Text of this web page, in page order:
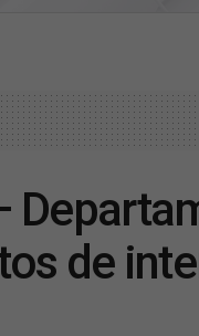
de